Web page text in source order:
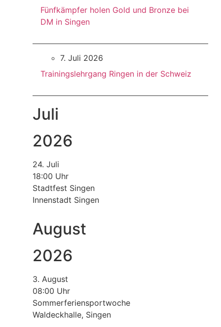
Fünfkämpfer holen Gold und Bronze bei
DM in Singen
7. Juli 2026
Trainingslehrgang Ringen in der Schweiz
Juli
2026
24. Juli
18:00 Uhr
Stadtfest Singen
Innenstadt Singen
August
2026
3. August
08:00 Uhr
Sommerferiensportwoche
Waldeckhalle, Singen